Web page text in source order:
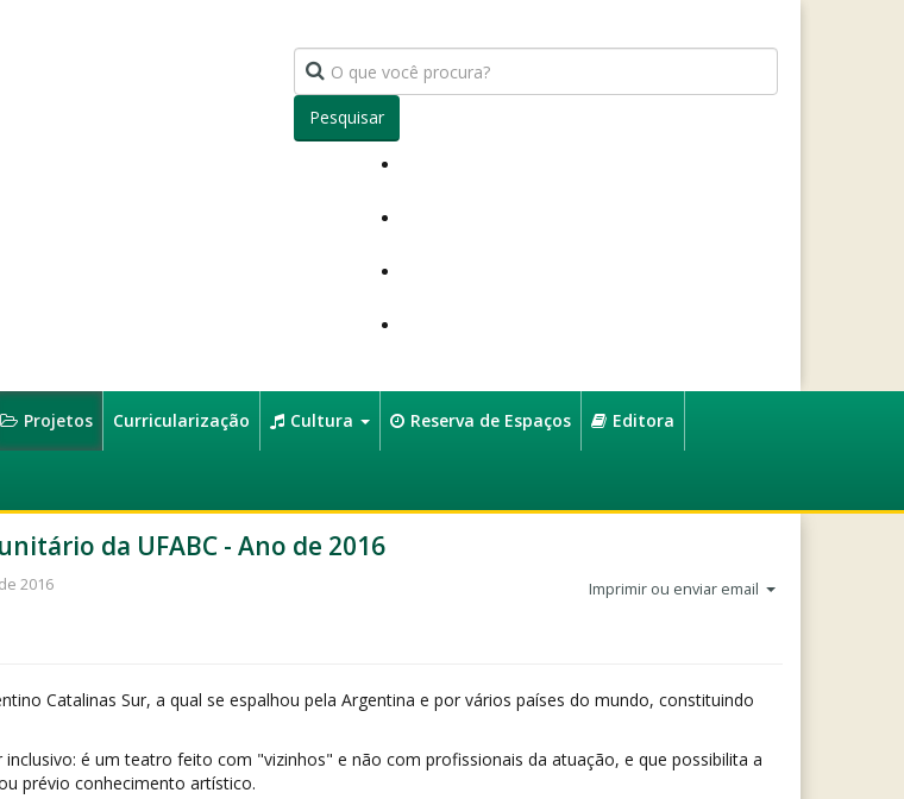
Pesquisar
Projetos Curricularização Cultura Reserva de Espaços Editora
da UFABC - Ano de 2016
Imprimir ou enviar email
2016
Catalinas Sur, a qual se espalhou pela Argentina e por vários países do mundo, constituindo
é um teatro feito com "vizinhos" e não com profissionais da atuação, e que possibilita a
prévio conhecimento artístico.